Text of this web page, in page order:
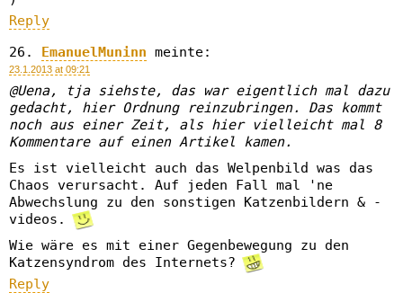
Reply
EmanuelMuninn meinte:
23.1.2013 at 09:21
@Uena, tja siehste, das war eigentlich mal dazu
gedacht, hier Ordnung reinzubringen. Das kommt
noch aus einer Zeit, als hier vielleicht mal 8
Kommentare auf einen Artikel kamen.
Es ist vielleicht auch das Welpenbild was das
Chaos verursacht. Auf jeden Fall mal 'ne
Abwechslung zu den sonstigen Katzenbildern & -
videos.
Wie wäre es mit einer Gegenbewegung zu den
Katzensyndrom des Internets?
Reply